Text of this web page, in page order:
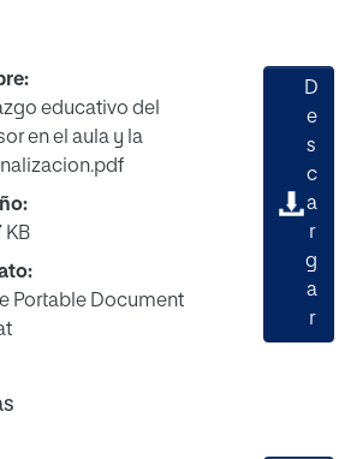
educativo del
en el aula y la
KB
Portable Document
D
e
s
c
a
r
g
a
r